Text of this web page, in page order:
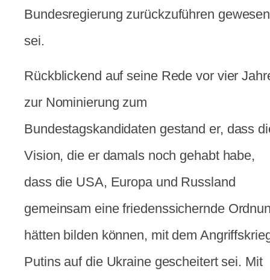
Bundesregierung zurückzuführen gewesen
sei.
Rückblickend auf seine Rede vor vier
zur Nominierung zum
Bundestagskandidaten gestand er, dass
Vision, die er damals noch gehabt habe,
dass die USA, Europa und Russland
gemeinsam eine friedenssichernde
hätten bilden können, mit dem
Putins auf die Ukraine gescheitert sei. Mit